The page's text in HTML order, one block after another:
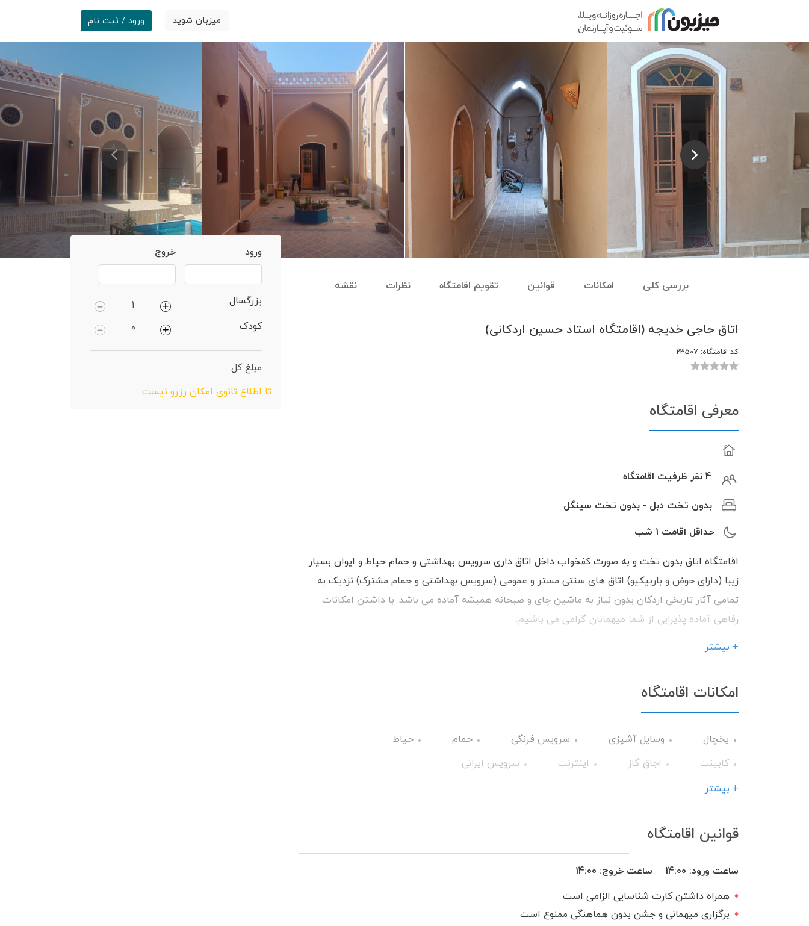
میزبان شوید ورود / ثبت نام
بررسی کلی امکانات قوانین تقویم اقامتگاه نظرات نقشه
اتاق حاجی خدیجه (اقامتگاه استاد حسین اردکانی)
کد اقامتگاه:
معرفی اقامتگاه
4 نفر ظرفیت اقامتگاه
بدون تخت دبل - بدون تخت سینگل
حداقل اقامت 1 شب
اقامتگاه اتاق بدون تخت و به صورت کفخواب داخل اتاق داری سرویس بهداشتی و حمام حیاط و ایوان بسیار
زیبا (دارای حوض و باربیکیو) اتاق های سنتی مستر و عمومی (سرویس بهداشتی و حمام مشترک) نزدیک به
تمامی آثار تاریخی اردکان بدون نیاز به ماشین چای و صبحانه همیشه آماده می باشد. با داشتن امکانات
رفاهی آماده پذیرایی از شما میهمانان گرامی می باشیم.
+ بیشتر
امکانات اقامتگاه
یخچال وسایل آشپزی سرویس فرنگی حمام
حیاط
کابینت
اجاق گاز اینترنت
سرویس ایرانی
+ بیشتر
قوانین اقامتگاه
ساعت ورود: 14:00 ساعت خروج: 14:00
همراه داشتن کارت شناسایی الزامی است
برگزاری میهمانی و جشن بدون هماهنگی ممنوع است
ورود خروج
بزرگسال
کودک
مبلغ کل
تا اطلاع ثانوی امکان رزرو نیست.